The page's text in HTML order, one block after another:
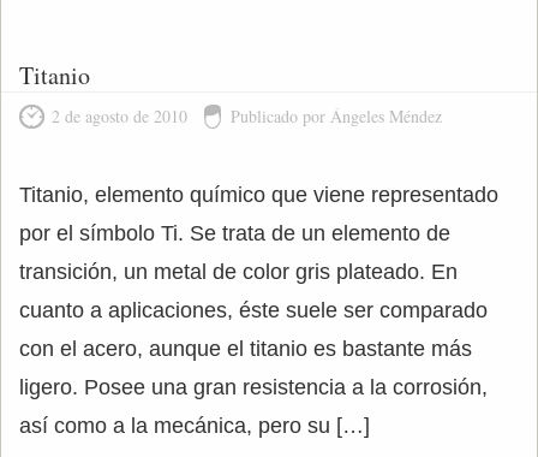
Titanio
2 de agosto de 2010 Publicado por Ángeles Méndez
Titanio, elemento químico que viene representado
por el símbolo Ti. Se trata de un elemento de
transición, un metal de color gris plateado. En
cuanto a aplicaciones, éste suele ser comparado
con el acero, aunque el titanio es bastante más
ligero. Posee una gran resistencia a la corrosión,
así como a la mecánica, pero su […]